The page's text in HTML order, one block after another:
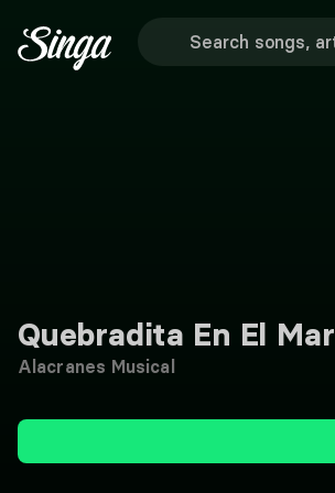
Quebradita En El Mar
Alacranes Musical